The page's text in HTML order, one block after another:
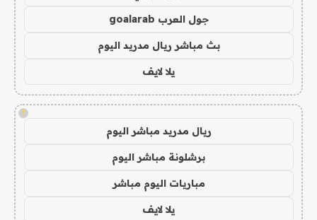
جول العرب goalarab
بث مباشر ريال مدريد اليوم
يلا لايف
!
ريال مدريد مباشر اليوم
برشلونة مباشر اليوم
مباريات اليوم مباشر
يلا لايف